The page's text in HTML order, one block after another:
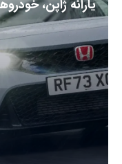
یارانه ژاپن،